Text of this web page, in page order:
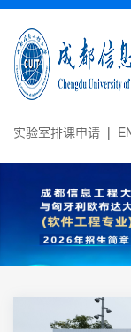
实验室排课申请 |